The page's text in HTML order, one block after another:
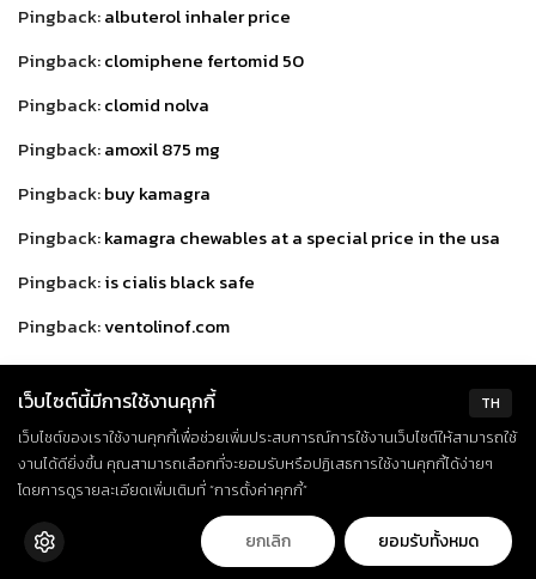
Pingback:albuterol inhaler price
Pingback:clomiphene fertomid 50
Pingback:clomid nolva
Pingback:amoxil 875 mg
Pingback:buy kamagra
Pingback:kamagra chewables at a special price in the usa
Pingback:is cialis black safe
Pingback:ventolinof.com
Pingback:iwermectin.com/info/can-i-get-ivermectin-for-
humans-over-the-counter.html
Pingback: levitraoffer.net
Pingback:xydroplaq.com
Pingback:
cenforceindia.comcenforce-25.html
TH
เว็บไซต์นี้มีการใช้งานคุกกี้
เว็บไซต์ของเราใช้งานคุกกี้เพื่อช่วยเพิ่มประสบการณ์การใช้งานเว็บไซต์ให้สามารถใช้
งานได้ดียิ่งขึ้น คุณสามารถเลือกที่จะยอมรับหรือปฏิเสธการใช้งานคุกกี้ได้ง่ายๆ
โดยการดูรายละเอียดเพิ่มเติมที่ “การตั้งค่าคุกกี้”
ยกเลิก ยอมรับทั้งหมด